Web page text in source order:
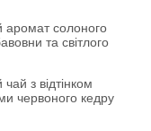
солоного
та світлого
з відтінком
червоного кедру